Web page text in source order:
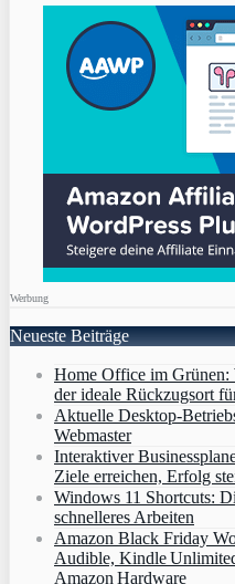
Werbung
Neueste Beiträge
Home Office im Grünen:
der ideale Rückzugsort
Aktuelle Desktop-
Webmaster
Interaktiver
Ziele erreichen, Erfolg
Windows 11 Shortcuts:
schnelleres Arbeiten
Amazon Black Friday
Audible, Kindle
Amazon Hardware